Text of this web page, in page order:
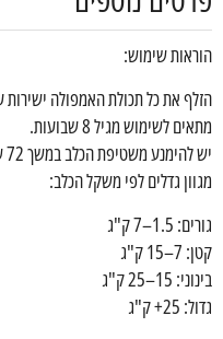
הוראות שימוש:
הזלף את כל תכולת האמפולה ישירות
מתאים לשימוש מגיל 8 שבועות.
יש להימנע משטיפת הכלב במשך 72 שעות לאחר הטיפול.
מגוון גדלים לפי משקל הכלב:
גורים: 1.5–7 ק"ג
קטן: 7–15 ק"ג
בינוני: 15–25 ק"ג
גדול: 25+ ק"ג